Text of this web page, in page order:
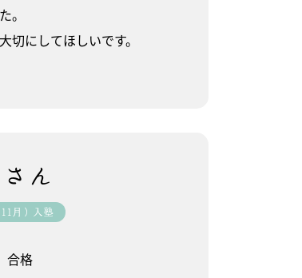
。
切にしてほしいです。
ん
月）入塾
合格